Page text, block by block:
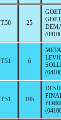
T.50 25
T.51 6
T.51 105